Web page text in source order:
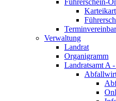
Führerschein-
Verwaltung
Landrat
Organigramm
Landratsamt A